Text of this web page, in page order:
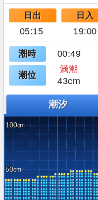
日出 日入
05:15 19:00
潮時 00:49
潮位
満潮
43cm
潮汐
100
50